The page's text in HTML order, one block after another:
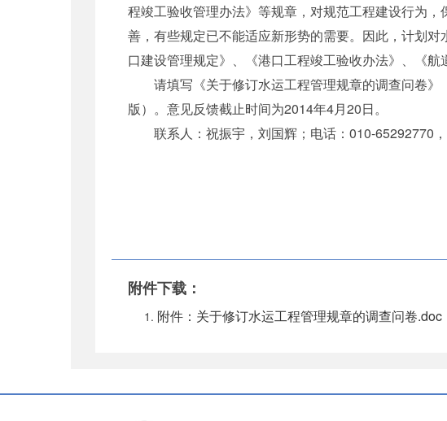
程竣工验收管理办法》等规章，对规范工程建设行为
善，有些规定已不能适应新形势的需要。因此，计划
口建设管理规定》、《港口工程竣工验收办法》、《
请填写《关于修订水运工程管理规章的调查问卷》
版）。意见反馈截止时间为2014年4月20日。
联系人：祝振宇，刘国辉；电话：010-65292770，
附件下载：
附件：关于修订水运工程管理规章的调查问卷.doc